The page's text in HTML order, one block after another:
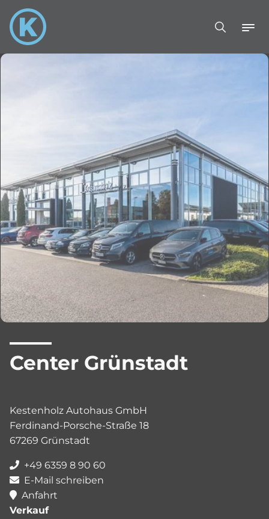
Center Grünstadt
Kestenholz Autohaus GmbH
Ferdinand-Porsche-Straße 18
67269 Grünstadt
+49 6359 8 90 60
E-Mail schreiben
Anfahrt
Verkauf